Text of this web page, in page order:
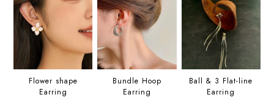
Flower shape
Earring
Bundle Hoop
Earring
Ball & 3 Flat-line
Earring